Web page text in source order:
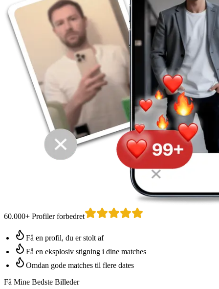
60.000+ Profiler forbedret
Få en profil, du er stolt af
Få en eksplosiv stigning i dine matches
Omdan gode matches til flere dates
Få Mine Bedste Billeder